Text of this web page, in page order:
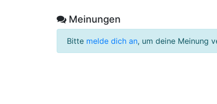
Meinungen
Bitte melde dich an, um deine Meinung